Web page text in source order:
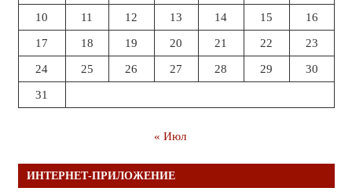
10 11 12 13 14 15 16
17 18 19 20 21 22 23
24 25 26 27 28 29 30
31
« Июл
ИНТЕРНЕТ-ПРИЛОЖЕНИЕ